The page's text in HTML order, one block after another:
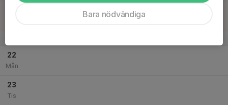
22
Mån
23
Tis
Bara nödvändiga